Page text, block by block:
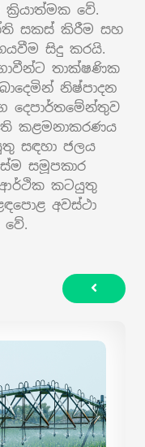
ක්‍රියාත්මක වේ.
සකස් කිරීම සහ
සිදු කරයි.
තාක්ෂණික
නිෂ්පාදන
දෙපාර්තමේන්තුව
කළමනාකරණය
සඳහා ජලය
සමූපකාර
ආර්ථික කටයුතු
අවස්ථා